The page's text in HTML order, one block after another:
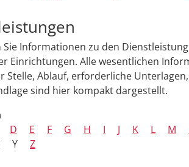
Sie Informationen zu den
Einrichtungen. Alle wesentlichen
Stelle, Ablauf, erforderliche
sind hier kompakt dargestellt.
D E F G H I J K L M
Y Z